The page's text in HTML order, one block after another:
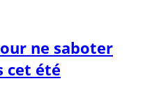
ne saboter
cet été